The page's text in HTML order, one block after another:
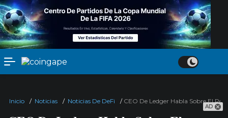
AD
Inicio / Noticias / Noticias De DeFi / CEO De Ledger Habla Sobre El